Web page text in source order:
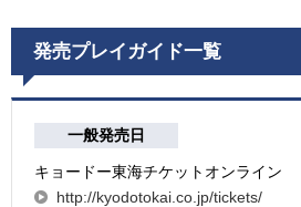
発売プレイガイド一覧
一般発売日
キョードー東海チケットオンライン
http://kyodotokai.co.jp/tickets/